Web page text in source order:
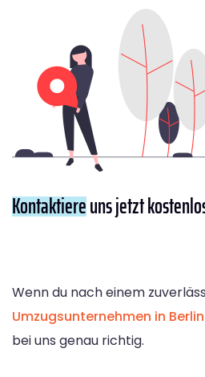
Kontaktiereuns jetzt
Wenn du nach einem
Umzugsunternehmen in Berlin
bei uns genau richtig.